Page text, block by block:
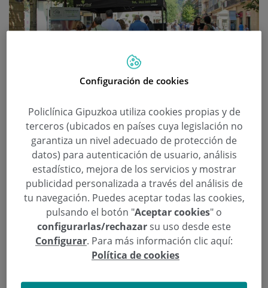
Stand de la Unidad del Pie y la
Unidad de Biomecánica del
Ciclista este sábado en la Calle
Loiola de San Sebastián
Categoría:Actividades ,Unidad de Biomecánica
del Ciclista,Unidad del Pie
12 de Septiembre de 2016
Antontio Martínez,bicicleta , , , Garikoitz
San Sebastián,stand,Unidad de Biomecánica del
Configuración de cookies
Policlínica Gipuzkoa utiliza cookies propias y de
terceros (ubicados en países cuya legislación no
garantiza un nivel adecuado de protección de
datos) para autenticación de usuario, análisis
estadístico, mejora de los servicios y mostrar
publicidad personalizada a través del análisis de
tu navegación. Puedes aceptar todas las cookies,
pulsando el botón "Aceptar cookies" o
configurarlas/rechazarsu uso desde este
Configurar. Para más información clic aquí:
Política de cookies